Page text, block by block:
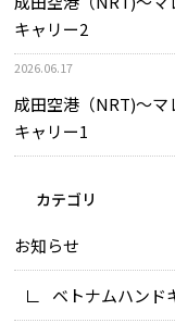
キャリー2
2026.06.17
成田空港（NRT)～マ
キャリー1
カテゴリ
お知らせ
ベトナムハンド